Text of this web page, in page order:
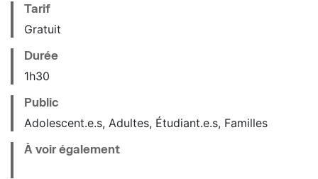
Tarif
Gratuit
Durée
1h30
Public
Adolescent.e.s, Adultes, Étudiant.e.s, Familles
À voir également